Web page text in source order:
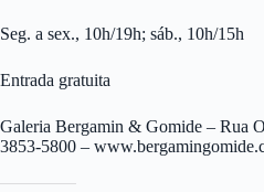
Seg. a sex., 10h/19h; sáb., 10h/15h
Entrada gratuita
Galeria Bergamin & Gomide – Rua
3853-5800 –